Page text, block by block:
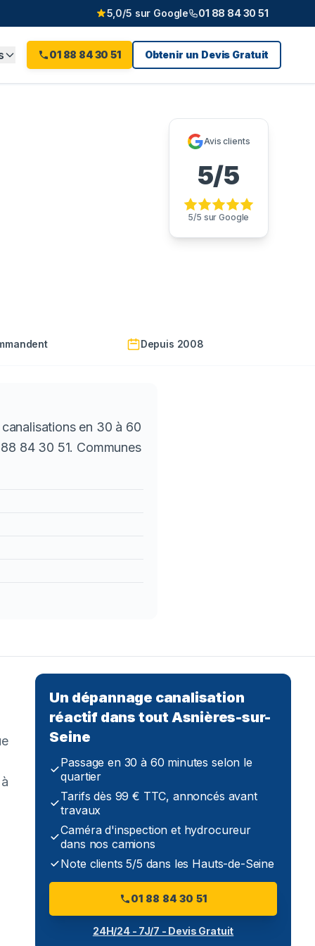
5,0/5 sur Google 01 88 84 30 51
01 88 84 30 51 Obtenir un Devis Gratuit
Avis clients
5/5
5/5 sur Google
Depuis 2008
en 30 à 60
84 30 51. Communes
Un dépannage canalisation
réactif dans tout Asnières-sur-
Seine
Passage en 30 à 60 minutes selon le
quartier
Tarifs dès 99 € TTC, annoncés avant
travaux
Caméra d'inspection et hydrocureur
dans nos camions
Note clients 5/5 dans les Hauts-de-Seine
01 88 84 30 51
24H/24 - 7J/7 - Devis Gratuit